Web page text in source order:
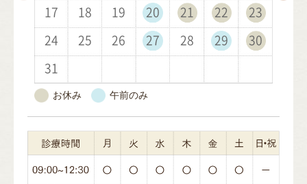
17
18 19 20 21 22
23
24
25 26 27 28 29
30
31
21
22 23 24 25 26
27
28
29 30
19
20 21 22 23 24
25
26
27 28 29 30 31
16
17 18 19 20 21
22
23
24 25 26 27 28
29
30
21
22 23 24 25 26
27
28
29 30 31
18
19 20 21 22 23
24
25
26 27 28 29 30 31
22
23 24 25 26 27 28
22
23 24 25 26 27
28
29
30 31
19
20 21 22 23 24
25
26
27 28 29 30
17
18 19 20 21 22
23
24
25 26 27 28 29
30
31
21
22 23 24 25 26
27
28
29 30
19
20 21 22 23 24
25
26
27 28 29 30 31
お休み 午前のみ